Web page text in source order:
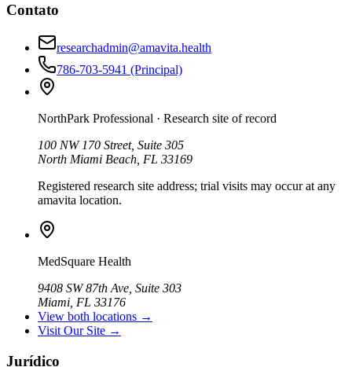
Contato
researchadmin@amavita.health
786-703-5941 (Principal)
NorthPark Professional · Research site of record
100 NW 170 Street, Suite 305
North Miami Beach, FL 33169
Registered research site address; trial visits may occur at any
amavita location.
MedSquare Health
9408 SW 87th Ave, Suite 303
Miami, FL 33176
View both locations →
Visit Our Site →
Jurídico